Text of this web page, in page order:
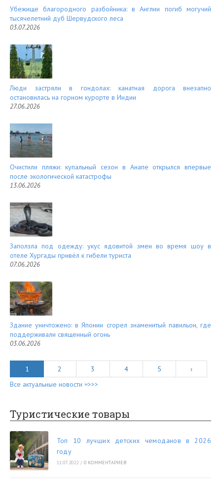
Убежище благородного разбойника: в Англии погиб могучий
тысячелетний дуб Шервудского леса
03.07.2026
Люди застряли в гондолах: канатная дорога внезапно
остановилась на горном курорте в Индии
27.06.2026
Очистили пляжи: купальный сезон в Анапе открылся впервые
после экологической катастрофы
13.06.2026
Заползла под одежду: укус ядовитой змеи во время шоу в
отеле Хургады привёл к гибели туриста
07.06.2026
Здание уничтожено: в Японии сгорел знаменитый павильон, где
поддерживали священный огонь
03.06.2026
1 2 3 4 5
›
Все актуальные новости =>>>
Туристические товары
Топ 10 лучших детских чемоданов в 2026
году
11.07.2022 / 0 КОММЕНТАРИЕВ